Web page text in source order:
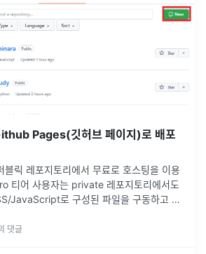
Pages(깃허브 페이지)로 배포
블릭 레포지토리에서 무료로 호스팅을 이용
티어 사용자는 private 레포지토리에서도
JavaScript로 구성된 파일을 구동하고 배
댓글